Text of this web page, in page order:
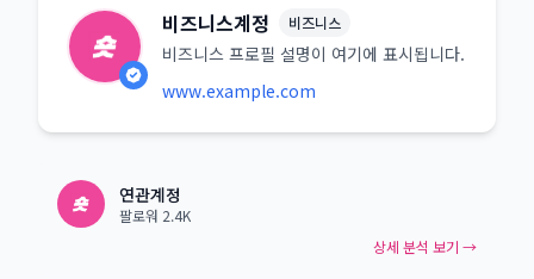
비즈니스계정 비즈니스
비즈니스 프로필 설명이 여기에 표시됩니다.
www.example.com
연관계정
팔로워 2.4K
상세 분석 보기 →